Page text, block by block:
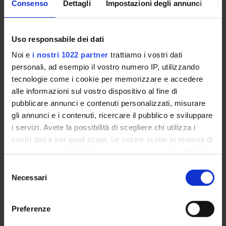
Consenso Dettagli Impostazioni degli annunci
Uso responsabile dei dati
Noi e i nostri 1022 partner trattiamo i vostri dati
personali, ad esempio il vostro numero IP, utilizzando
tecnologie come i cookie per memorizzare e accedere
alle informazioni sul vostro dispositivo al fine di
pubblicare annunci e contenuti personalizzati, misurare
gli annunci e i contenuti, ricercare il pubblico e sviluppare
i servizi. Avete la possibilità di scegliere chi utilizza i
vostri dati e per quali scopi. Le vostre scelte in materia di
modificare o revocare il proprio consenso in qualsiasi
momento dalla Dichiarazione sui cookie o facendo clic
delNecessari
Preferenze
Enrolment Procedures and Admission Requirements
Degree Programme
Rete formativa
International Students
OFFERTA FORMATIVA